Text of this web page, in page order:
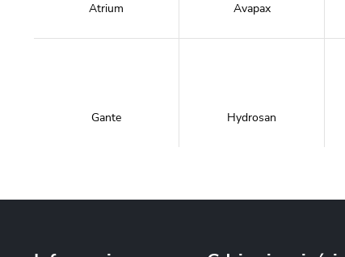
Atrium Avapax
Gante Hydrosan